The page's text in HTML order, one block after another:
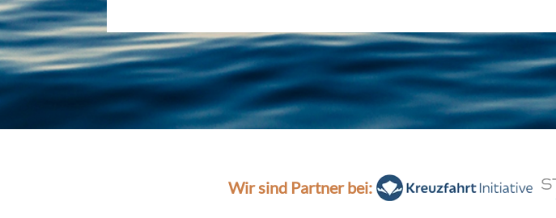
Wir sind Partner bei: